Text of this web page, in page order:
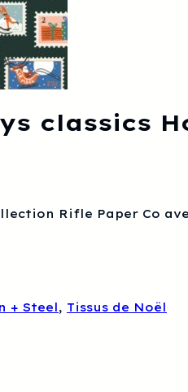
classics
Rifle Paper Co
+ Steel, Tissus de Noël